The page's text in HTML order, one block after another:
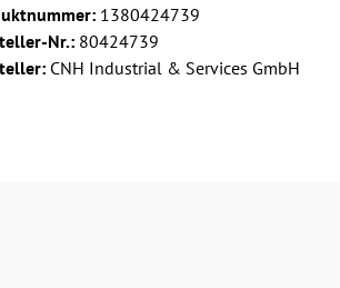
1380424739
Nr.: 80424739
CNH Industrial & Services GmbH